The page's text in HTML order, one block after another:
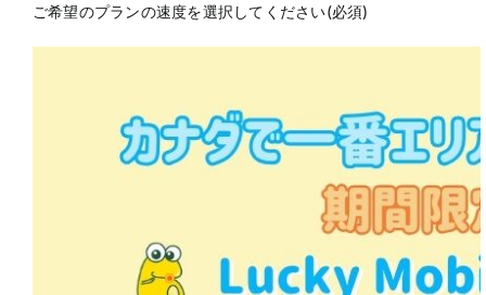
ご希望のプランの速度を選択してください(必須)